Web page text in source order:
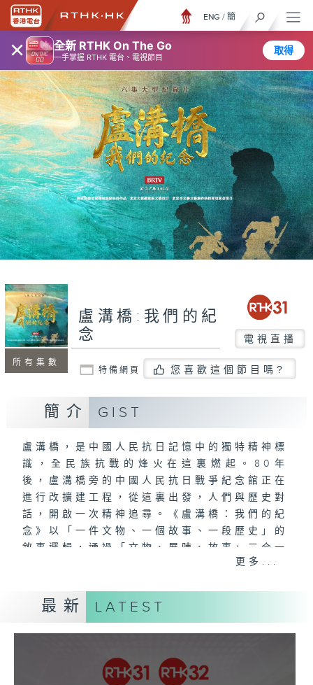
× 全新 RTHK On The Go
一手掌握 RTHK 電台、電視節目
取得
ENG / 簡
所有集數
盧溝橋:我們的紀
念
電視直播
特備網頁 您喜歡這個節目嗎?
簡介 GIST
盧溝橋，是中國人民抗日記憶中的獨特精神標
識，全民族抗戰的烽火在這裏燃起。80年
後，盧溝橋旁的中國人民抗日戰爭紀念館正在
進行改擴建工程，從這裏出發，人們與歷史對
話，開啟一次精神追尋。《盧溝橋：我們的紀
念》以「一件文物、一個故事、一段歷史」的
敘事邏輯，通過「文物、展陳、故事」三合一
的創作維度，挖掘文物背後的策展故事和歷史
讓抗戰記憶「活」起來，生動展現中國共產黨
在全民族抗戰中的中流砥柱作用，全面展現抗
戰精神與人類命運共同體的內在聯繫。
更多...
最新 LATEST